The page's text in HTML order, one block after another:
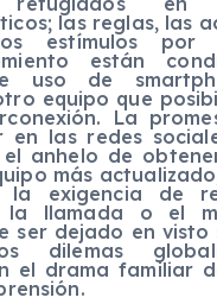
las reglas, las
estímulos por
están
uso de
equipo que
La
en las redes
el anhelo de
más
la exigencia de
la llamada o el
ser dejado en visto
dilemas
el drama familiar